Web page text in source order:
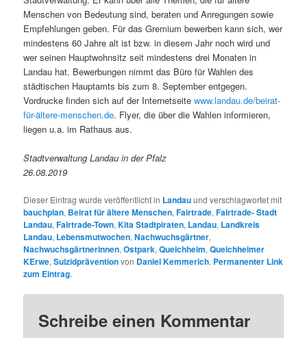
Menschen von Bedeutung sind, beraten und Anregungen sowie
Empfehlungen geben. Für das Gremium bewerben kann sich, wer
mindestens 60 Jahre alt ist bzw. in diesem Jahr noch wird und
wer seinen Hauptwohnsitz seit mindestens drei Monaten in
Landau hat. Bewerbungen nimmt das Büro für Wahlen des
städtischen Hauptamts bis zum 8. September entgegen.
Vordrucke finden sich auf der Internetseitewww.landau.de/beirat-
für-ältere-menschen.de. Flyer, die über die Wahlen informieren,
liegen u.a. im Rathaus aus.
Stadtverwaltung Landau in der Pfalz
26.08.2019
Dieser Eintrag wurde veröffentlicht in Landauund verschlagwortet mit
bauchplan, Beirat für ältere Menschen,Fairtrade,Fairtrade- Stadt
Landau,Fairtrade-Town,Kita Stadtpiraten, Landau, Landkreis
Landau, Lebensmutwochen,Nachwuchsgärtner,
Nachwuchsgärtnerinnen,Ostpark,Queichheim,Queichheimer
KErwe,Suizidpräventionvon Daniel Kemmerich. Permanenter Link
zum Eintrag.
Schreibe einen Kommentar